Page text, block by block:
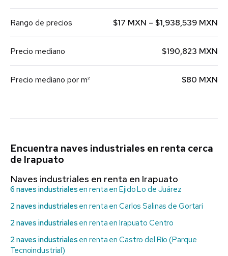
Rango de precios $17 MXN – $1,938,539 MXN
Precio mediano $190,823 MXN
Precio mediano por m² $80 MXN
Encuentra naves industriales en renta cerca
de Irapuato
Naves industriales en renta en Irapuato
6 naves industriales en renta en Ejido Lo de Juárez
2 naves industriales en renta en Carlos Salinas de Gortari
2 naves industriales en renta en Irapuato Centro
2 naves industriales en renta en Castro del Río (Parque
Tecnoindustrial)